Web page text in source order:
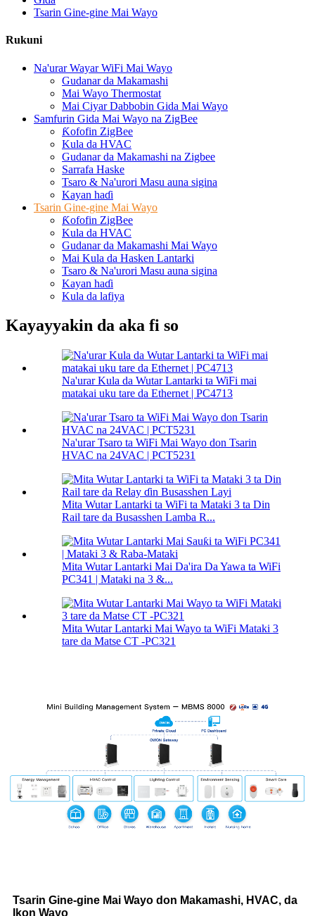
Tsarin Gine-gine Mai Wayo
Rukuni
Na'urar Wayar WiFi Mai Wayo
Gudanar da Makamashi
Mai Wayo Thermostat
Mai Ciyar Dabbobin Gida Mai Wayo
Samfurin Gida Mai Wayo na ZigBee
Ƙofofin ZigBee
Kula da HVAC
Gudanar da Makamashi na Zigbee
Sarrafa Haske
Tsaro & Na'urori Masu auna sigina
Kayan haɗi
Tsarin Gine-gine Mai Wayo
Ƙofofin ZigBee
Kula da HVAC
Gudanar da Makamashi Mai Wayo
Mai Kula da Hasken Lantarki
Tsaro & Na'urori Masu auna sigina
Kayan haɗi
Kula da lafiya
Kayayyakin da aka fi so
Na'urar Kula da Wutar Lantarki ta WiFi mai
matakai uku tare da Ethernet | PC4713
Na'urar Tsaro ta WiFi Mai Wayo don Tsarin
HVAC na 24VAC | PCT5231
Mita Wutar Lantarki ta WiFi ta Mataki 3 ta Din
Rail tare da Busasshen Lamba R...
Mita Wutar Lantarki Mai Da'ira Da Yawa ta WiFi
PC341 | Mataki na 3 &...
Mita Wutar Lantarki Mai Wayo ta WiFi Mataki 3
tare da Matse CT -PC321
Tsarin Gine-gine Mai Wayo don Makamashi, HVAC, da
Ikon Wayo